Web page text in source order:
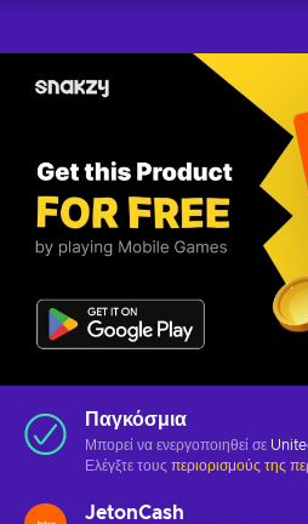
Παγκόσμια
Μπορεί να ενεργοποιηθεί σε
Ελέγξτε τους περιορισμούς της
JetonCash